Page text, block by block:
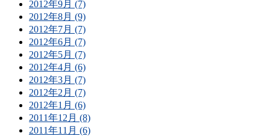
2012年9月 (7)
2012年8月 (9)
2012年7月 (7)
2012年6月 (7)
2012年5月 (7)
2012年4月 (6)
2012年3月 (7)
2012年2月 (7)
2012年1月 (6)
2011年12月 (8)
2011年11月 (6)